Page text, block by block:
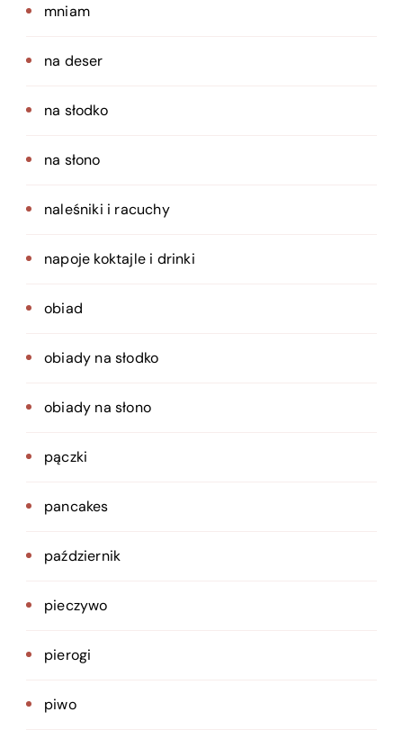
mniam
na deser
na słodko
na słono
naleśniki i racuchy
napoje koktajle i drinki
obiad
obiady na słodko
obiady na słono
pączki
pancakes
październik
pieczywo
pierogi
piwo